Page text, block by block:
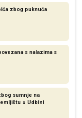
zbog puknuća
s nalazima s
sumnje na
u Udbini